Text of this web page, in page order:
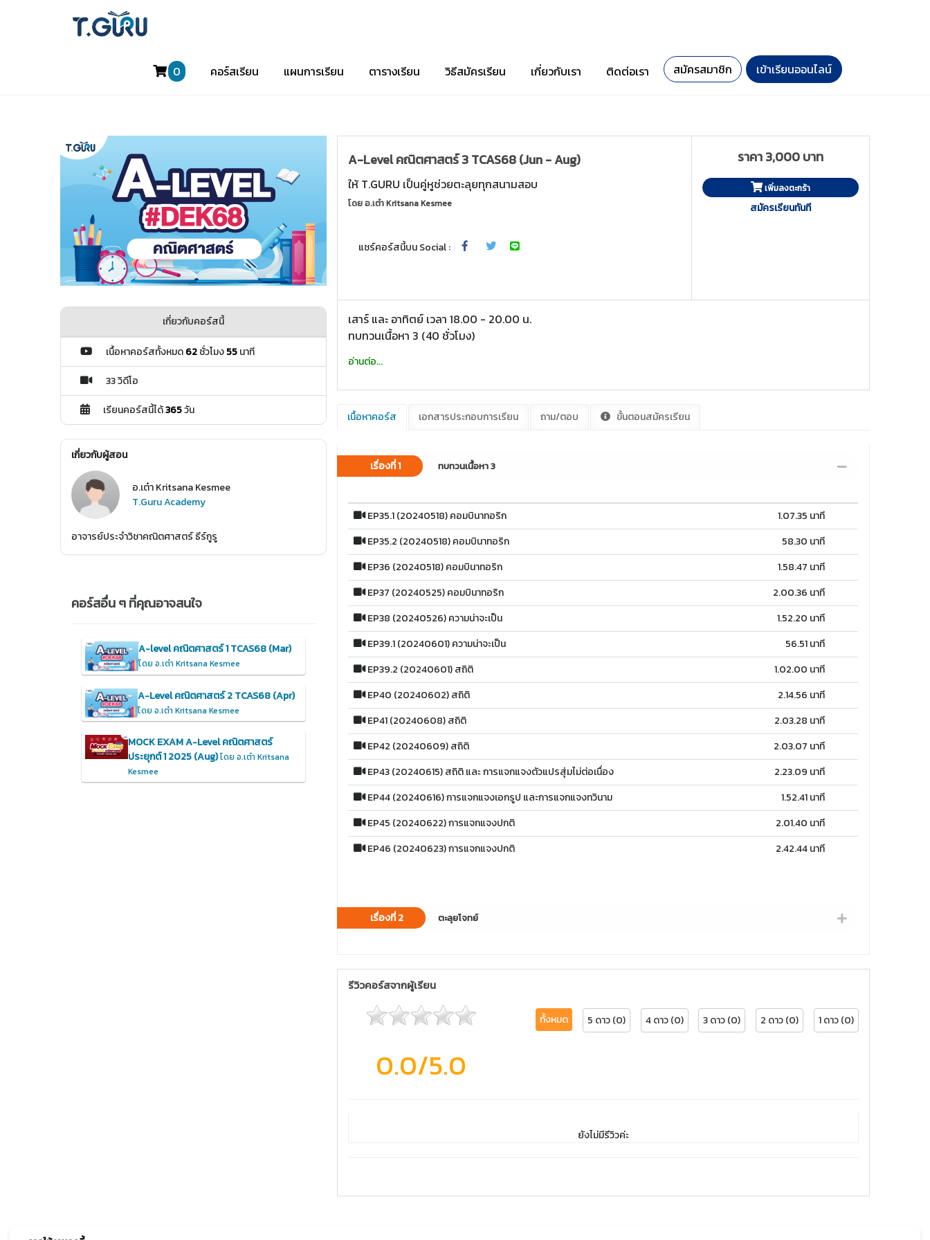
0 คอร์สเรียน แผนการเรียน ตารางเรียน วิธีสมัครเรียน เกี่ยวกับเรา ติดต่อเรา สมัครสมาชิก เข้าเรียนออนไลน์
A-Level คณิตศาสตร์ 3 TCAS68 (Jun - Aug)
ให้ T.GURU เป็นคู่หูช่วยตะลุยทุกสนามสอบ
โดยอ.เต๋า Kritsana Kesmee
แชร์คอร์สนี้บน Social :
ราคา 3,000 บาท
เพิ่มลงตะกร้า
สมัครเรียนทันที
เสาร์ และ อาทิตย์ เวลา 18.00 - 20.00 น.
ทบทวนเนื้อหา 3 (40 ชั่วโมง)
อ่านต่อ...
เนื้อหาคอร์ส เอกสารประกอบการเรียน ถาม/ตอบ ขั้นตอนสมัครเรียน
เรื่องที่ 1 ทบทวนเนื้อหา 3
EP35.1 (20240518) คอมบินาทอริก
1.07.35 นาที
EP35.2 (20240518) คอมบินาทอริก
58.30 นาที
EP36 (20240518) คอมบินาทอริก
1.58.47 นาที
EP37 (20240525) คอมบินาทอริก
2.00.36 นาที
EP38 (20240526) ความน่าจะเป็น
1.52.20 นาที
EP39.1 (20240601) ความน่าจะเป็น
56.51 นาที
EP39.2 (20240601) สถิติ
1.02.00 นาที
EP40 (20240602) สถิติ
2.14.56 นาที
EP41 (20240608) สถิติ
2.03.28 นาที
EP42 (20240609) สถิติ
2.03.07 นาที
EP43 (20240615) สถิติ และ การแจกแจงตัวแปรสุ่มไม่ต่อเนื่อง
2.23.09 นาที
EP44 (20240616) การแจกแจงเอกรูป และการแจกแจงทวินาม
1.52.41 นาที
EP45 (20240622) การแจกแจงปกติ
2.01.40 นาที
EP46 (20240623) การแจกแจงปกติ
2.42.44 นาที
เรื่องที่ 2 ตะลุยโจทย์
รีวิวคอร์สจากผู้เรียน
0.0/5.0
ทั้งหมด 5 ดาว (0) 4 ดาว (0) 3 ดาว (0) 2 ดาว (0) 1 ดาว (0)
ยังไม่มีรีวิวค่ะ
เกี่ยวกับคอร์สนี้
เนื้อหาคอร์สทั้งหมด62ชั่วโมง55นาที
33 วิดีโอ
เรียนคอร์สนี้ได้365วัน
เกี่ยวกับผู้สอน
อ.เต๋า Kritsana Kesmee
T.Guru Academy
อาจารย์ประจำวิชาคณิตศาสตร์ ธีร์กูรู
คอร์สอื่น ๆ ที่คุณอาจสนใจ
A-level คณิตศาสตร์ 1 TCAS68 (Mar)
โดย อ.เต๋า Kritsana Kesmee
A-Level คณิตศาสตร์ 2 TCAS68 (Apr)
โดย อ.เต๋า Kritsana Kesmee
MOCK EXAM A-Level คณิตศาสตร์
ประยุกต์ 1 2025 (Aug)โดย อ.เต๋า Kritsana
Kesmee